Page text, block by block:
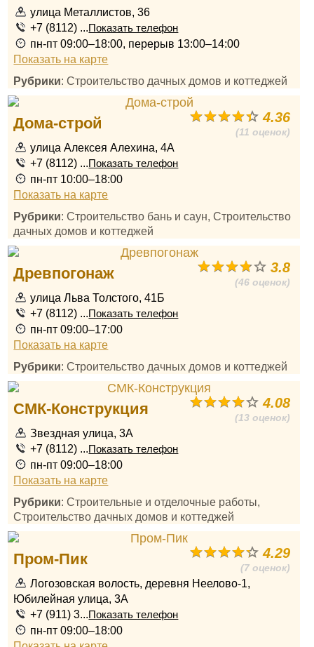
улица Металлистов, 36
+7 (8112) ...Показать телефон
пн-пт 09:00–18:00, перерыв 13:00–14:00
Показать на карте
Рубрики: Строительство дачных домов и коттеджей
4.36
(11 оценок)
Дома-строй
улица Алексея Алехина, 4А
+7 (8112) ...Показать телефон
пн-пт 10:00–18:00
Показать на карте
Рубрики: Строительство бань и саун, Строительство
дачных домов и коттеджей
3.8
(46 оценок)
Древпогонаж
улица Льва Толстого, 41Б
+7 (8112) ...Показать телефон
пн-пт 09:00–17:00
Показать на карте
Рубрики: Строительство дачных домов и коттеджей
4.08
(13 оценок)
СМК-Конструкция
Звездная улица, 3А
+7 (8112) ...Показать телефон
пн-пт 09:00–18:00
Показать на карте
Рубрики: Строительные и отделочные работы,
Строительство дачных домов и коттеджей
4.29
(7 оценок)
Пром-Пик
Логозовская волость, деревня Неелово-1,
Юбилейная улица, 3А
+7 (911) 3...Показать телефон
пн-пт 09:00–18:00